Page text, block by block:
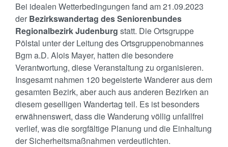
Bei idealen Wetterbedingungen fand am 21.09.2023
der Bezirkswandertag des Seniorenbundes
Regionalbezirk Judenburg statt. Die Ortsgruppe
Pölstal unter der Leitung des Ortsgruppenobmannes
Bgm a.D. Alois Mayer, hatten die besondere
Verantwortung, diese Veranstaltung zu organisieren.
Insgesamt nahmen 120 begeisterte Wanderer aus dem
gesamten Bezirk, aber auch aus anderen Bezirken an
diesem geselligen Wandertag teil. Es ist besonders
erwähnenswert, dass die Wanderung völlig unfallfrei
verlief, was die sorgfältige Planung und die Einhaltung
der Sicherheitsmaßnahmen verdeutlichten.